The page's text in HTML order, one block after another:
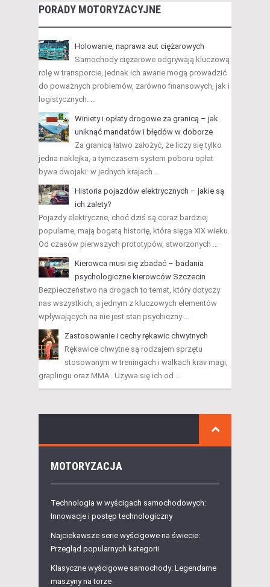
PORADY MOTORYZACYJNE
Holowanie, naprawa aut ciężarowych
Samochody ciężarowe odgrywają kluczową
rolę w transporcie, jednak ich awarie mogą prowadzić
do poważnych problemów, zarówno finansowych, jak i
logistycznych. …
Winiety i opłaty drogowe za granicą – jak
uniknąć mandatów i błędów w doborze
Za granicą łatwo założyć, że liczy się tylko
jedna naklejka, a tymczasem system poboru opłat
bywa dwojaki: w jednych krajach …
Historia pojazdów elektrycznych – jakie są
ich zalety?
Pojazdy elektryczne, choć dziś są coraz bardziej
popularne, mają bogatą historię, która sięga XIX wieku.
Od czasów pierwszych prototypów, stworzonych …
Kierowca musi się zbadać – badania
psychologiczne kierowców Szczecin
Bezpieczeństwo na drogach to temat, który dotyczy
nas wszystkich, a jednym z kluczowych elementów
wpływających na nie jest stan psychiczny …
Zastosowanie i cechy rękawic chwytnych
Rękawice chwytne są rodzajem sprzętu
stosowanym w treningach i walkach krav magi,
graplingu oraz MMA . Używa się ich od …
MOTORYZACJA
Technologia w wyścigach samochodowych:
Innowacje i postęp technologiczny
Najciekawsze serie wyścigowe na świecie:
Przegląd popularnych kategorii
Klasyczne wyścigowe samochody: Legendarne
maszyny na torze